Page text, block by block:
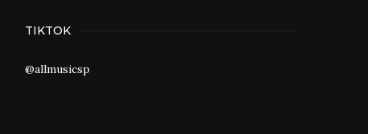
TIKTOK
@allmusicsp